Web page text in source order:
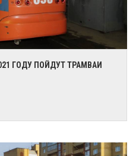
ГОДУ ПОЙДУТ ТРАМВАИ